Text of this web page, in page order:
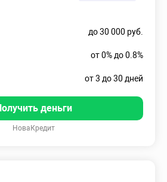
до 30 000 руб.
от 0% до 0.8%
от 3 до 30 дней
деньги
НоваКредит